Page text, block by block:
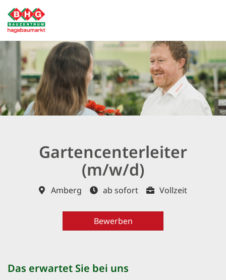
Gartencenterleiter
(m/w/d)
Amberg ab sofort Vollzeit
Bewerben
Das erwartet Sie bei uns